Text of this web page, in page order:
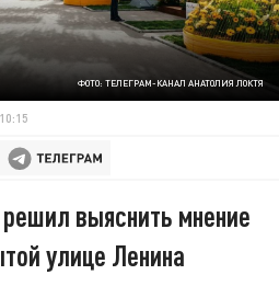
ФОТО: ТЕЛЕГРАМ-КАНАЛ АНАТОЛИЯ ЛОКТЯ
выяснить мнение
улице Ленина